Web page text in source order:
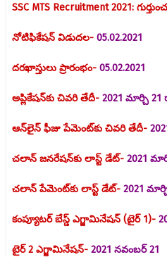
SSC MTS Recruitment 2021:
నోటిఫికేషన్ విడుదల- 05.02.2021
దరఖాస్తులు ప్రారంభం- 05.02.2021
అప్లికేషన్‌కు చివరి తేదీ- 2021 మార్చి 21
ఆన్‌లైన్ ఫీజు పేమెంట్‌కు చివరి తేదీ-
చలాన్ జనరేషన్‌కు లాస్ట్ డేట్- 2021
చలాన్ పేమెంట్‌కు లాస్ట్ డేట్- 2021
కంప్యూటర్ బేస్డ్ ఎగ్జామినేషన్ (టైర్ 1)-
టైర్ 2 ఎగ్జామినేషన్- 2021 నవంబర్ 21